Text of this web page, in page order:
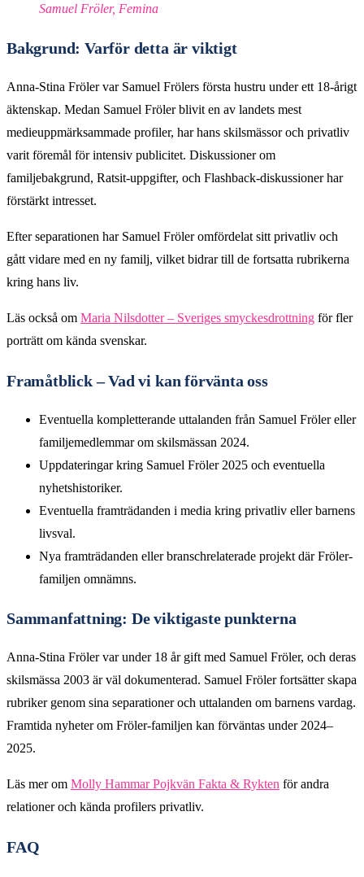
Samuel Fröler, Femina
Bakgrund: Varför detta är viktigt
Anna-Stina Fröler var Samuel Frölers första hustru under ett 18-årigt
äktenskap. Medan Samuel Fröler blivit en av landets mest
medieuppmärksammade profiler, har hans skilsmässor och privatliv
varit föremål för intensiv publicitet. Diskussioner om
familjebakgrund, Ratsit-uppgifter, och Flashback-diskussioner har
förstärkt intresset.
Efter separationen har Samuel Fröler omfördelat sitt privatliv och
gått vidare med en ny familj, vilket bidrar till de fortsatta rubrikerna
kring hans liv.
Läs också om Maria Nilsdotter – Sveriges smyckesdrottning för fler
porträtt om kända svenskar.
Framåtblick – Vad vi kan förvänta oss
Eventuella kompletterande uttalanden från Samuel Fröler eller
familjemedlemmar om skilsmässan 2024.
Uppdateringar kring Samuel Fröler 2025 och eventuella
nyhetshistoriker.
Eventuella framträdanden i media kring privatliv eller barnens
livsval.
Nya framträdanden eller branschrelaterade projekt där Fröler-
familjen omnämns.
Sammanfattning: De viktigaste punkterna
Anna-Stina Fröler var under 18 år gift med Samuel Fröler, och deras
skilsmässa 2003 är väl dokumenterad. Samuel Fröler fortsätter skapa
rubriker genom sina separationer och uttalanden om barnens vardag.
Framtida nyheter om Fröler-familjen kan förväntas under 2024–
2025.
Läs mer om Molly Hammar Pojkvän Fakta & Rykten för andra
relationer och kända profilers privatliv.
FAQ